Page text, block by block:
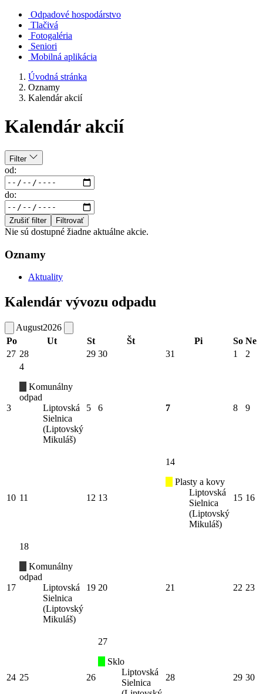
Odpadové hospodárstvo
Tlačivá
Fotogaléria
Seniori
Mobilná aplikácia
Úvodná stránka
Oznamy
Kalendár akcií
Kalendár akcií
Filter
od:
do:
Zrušiť filter Filtrovať
Nie sú dostupné žiadne aktuálne akcie.
Oznamy
Aktuality
Kalendár vývozu odpadu
August2026
Po
Ut St Št Pi So Ne
27 28 29 30 31 1 2
3
4
Komunálny
odpad
Liptovská
Sielnica
(Liptovský
Mikuláš)
5 6 7 8 9
10 11 12 13
14
Plasty a kovy
Liptovská
Sielnica
(Liptovský
Mikuláš)
15 16
17
18
Komunálny
odpad
Liptovská
Sielnica
(Liptovský
Mikuláš)
19 20 21 22 23
24 25 26
27
Sklo
Liptovská
Sielnica
28 29 30